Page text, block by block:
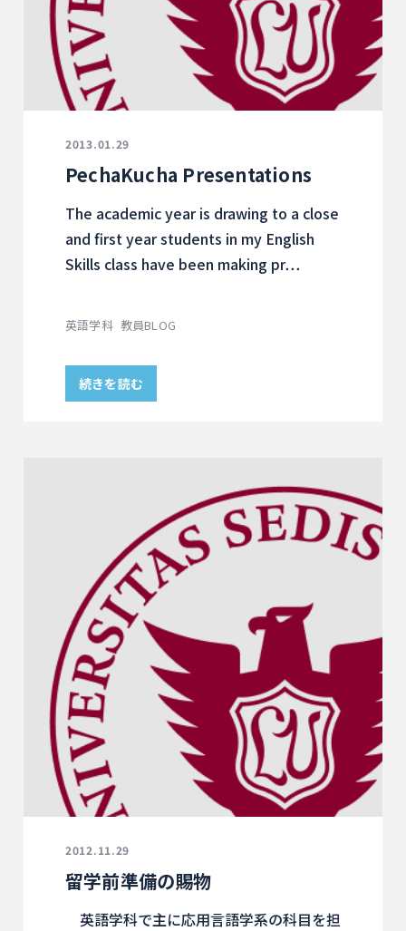
2013.01.29
PechaKucha Presentations
The academic year is drawing to a close
and first year students in my English
Skills class have been making pr…
英語学科 教員BLOG
続きを読む
2012.11.29
留学前準備の賜物
英語学科で主に応用言語学系の科目を担